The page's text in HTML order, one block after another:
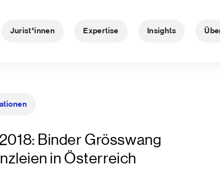
Jurist*innen Expertise Insights
Binder Grösswang
in Österreich